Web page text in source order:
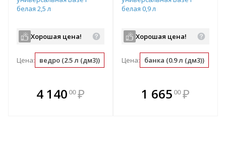
белая 2,5 л
Хорошая цена!
Цена: ведро (2.5 л (дм3)) л (дм3) (0.4 ведро) м2 (0.04 ведро)
4 140 00 ₽
В комплекте
всегда выгоднее!
белая 0,9 л
Хорошая цена!
Цена: банка (0.9 л (дм3))
В комплекте
всегда выгоднее!
1 665 00 ₽